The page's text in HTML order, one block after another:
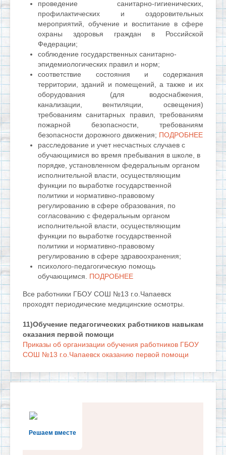
проведение санитарно-гигиенических,
профилактических и оздоровительных
мероприятий, обучение и воспитание в сфере
охраны здоровья граждан в Российской
Федерации;
соблюдение государственных санитарно-
эпидемиологических правил и норм;
соответствие состояния и содержания
территории, зданий и помещений, а также и их
оборудования (для водоснабжения,
канализации, вентиляции, освещения)
требованиям санитарных правил, требованиям
пожарной безопасности, требованиям
безопасности дорожного движения; ПОДРОБНЕЕ
расследование и учет несчастных случаев с
обучающимися во время пребывания в школе, в
порядке, установленном федеральным органом
исполнительной власти, осуществляющим
функции по выработке государственной
политики и нормативно-правовому
регулированию в сфере образования, по
согласованию с федеральным органом
исполнительной власти, осуществляющим
функции по выработке государственной
политики и нормативно-правовому
регулированию в сфере здравоохранения;
психолого-педагогическую помощь
обучающимся. ПОДРОБНЕЕ
Все работники ГБОУ СОШ №13 г.о.Чапаевск
проходят периодические медицинские осмотры.
11)Обучение педагогических работников навыкам
оказания первой помощи
Приказы об организации обучения работников ГБОУ
СОШ №13 г.о.Чапаевск оказанию первой помощи
Решаем вместе